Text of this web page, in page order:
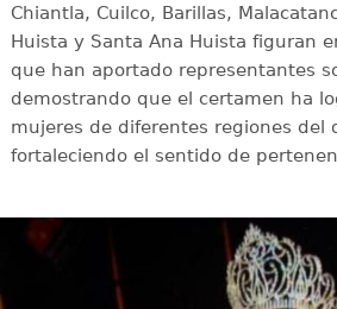
Chiantla, Cuilco, Barillas,
Huista y Santa Ana Huista figuran
que han aportado representantes
demostrando que el certamen ha
mujeres de diferentes regiones del
fortaleciendo el sentido de